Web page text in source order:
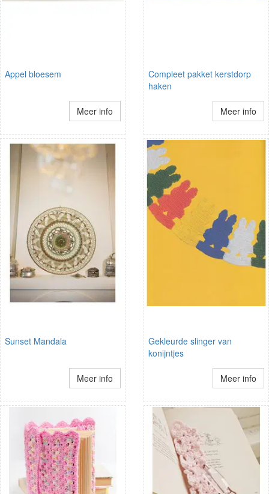
Appel bloesem
Meer info
Compleet pakket kerstdorp
haken
Meer info
Sunset Mandala
Meer info
Gekleurde slinger van
konijntjes
Meer info